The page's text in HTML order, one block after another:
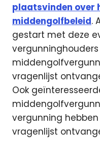
plaatsvinden over
middengolfbeleid.
gestart met deze
vragenlijst
Ook
vergunning
vragenlijst